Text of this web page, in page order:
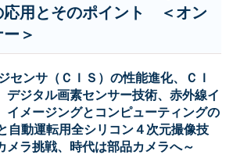
応用とそのポイント ＜オン
＞
センサ（ＣＩＳ）の性能進化、ＣＩ
デジタル画素センサー技術、赤外線イ
イメージングとコンピューティングの
自動運転用全シリコン４次元撮像技
メラ挑戦、時代は部品カメラへ～